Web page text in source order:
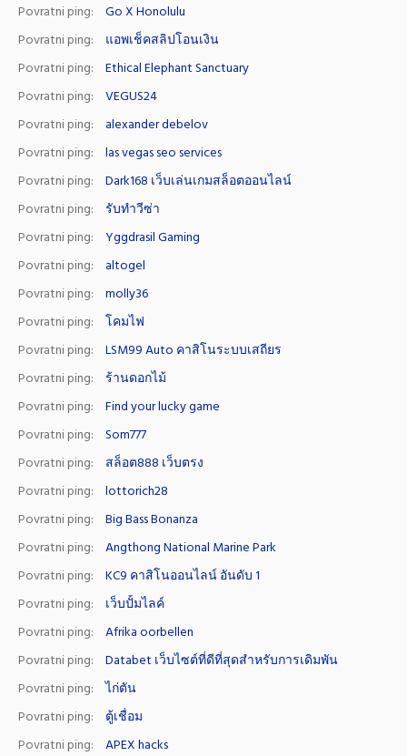
Povratni ping:
Go X Honolulu
Povratni ping:
แอพเช็คสลิปโอนเงิน
Povratni ping:
Ethical Elephant Sanctuary
Povratni ping:
VEGUS24
Povratni ping:
alexander debelov
Povratni ping:
las vegas seo services
Povratni ping:
Dark168 เว็บเล่นเกมสล็อตออนไลน์
Povratni ping:
รับทำวีซ่า
Povratni ping:
Yggdrasil Gaming
Povratni ping:
altogel
Povratni ping:
molly36
Povratni ping:
โคมไฟ
Povratni ping:
LSM99 Auto คาสิโนระบบเสถียร
Povratni ping:
ร้านดอกไม้
Povratni ping:
Find your lucky game
Povratni ping:
Som777
Povratni ping:
สล็อต888 เว็บตรง
Povratni ping:
lottorich28
Povratni ping:
Big Bass Bonanza
Povratni ping:
Angthong National Marine Park
Povratni ping:
KC9 คาสิโนออนไลน์ อันดับ 1
Povratni ping:
เว็บปั้มไลค์
Povratni ping:
Afrika oorbellen
Povratni ping:
Databet เว็บไซต์ที่ดีที่สุดสำหรับการเดิมพัน
Povratni ping:
ไก่ตัน
Povratni ping:
ตู้เชื่อม
Povratni ping:
APEX hacks